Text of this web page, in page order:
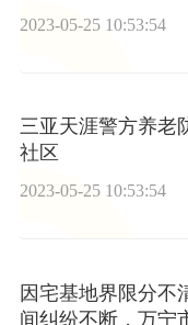
园安全伞”
2023-05-25 10:53:54
三亚天涯警方养老
社区
2023-05-25 10:53:54
因宅基地界限分不
间纠纷不断，万宁